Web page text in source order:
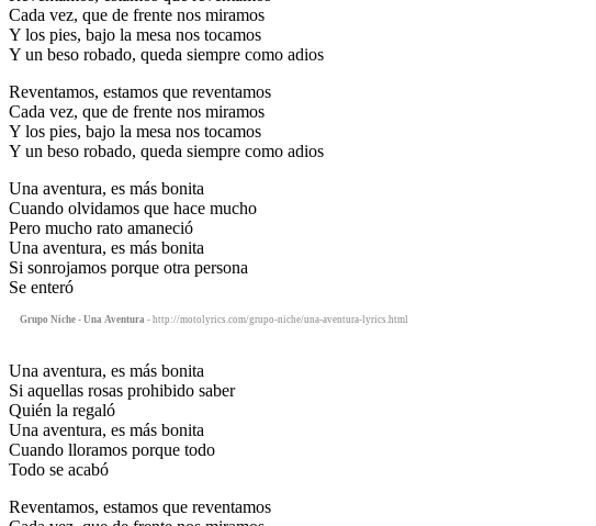
Cada vez, que de frente nos miramos
Y los pies, bajo la mesa nos tocamos
Y un beso robado, queda siempre como adios
Reventamos, estamos que reventamos
Cada vez, que de frente nos miramos
Y los pies, bajo la mesa nos tocamos
Y un beso robado, queda siempre como adios
Una aventura, es más bonita
Cuando olvidamos que hace mucho
Pero mucho rato amaneció
Una aventura, es más bonita
Si sonrojamos porque otra persona
Se enteró
Grupo Niche - Una Aventura - http://motolyrics.com/grupo-niche/una-aventura-lyrics.html
Una aventura, es más bonita
Si aquellas rosas prohibido saber
Quién la regaló
Una aventura, es más bonita
Cuando lloramos porque todo
Todo se acabó
Reventamos, estamos que reventamos